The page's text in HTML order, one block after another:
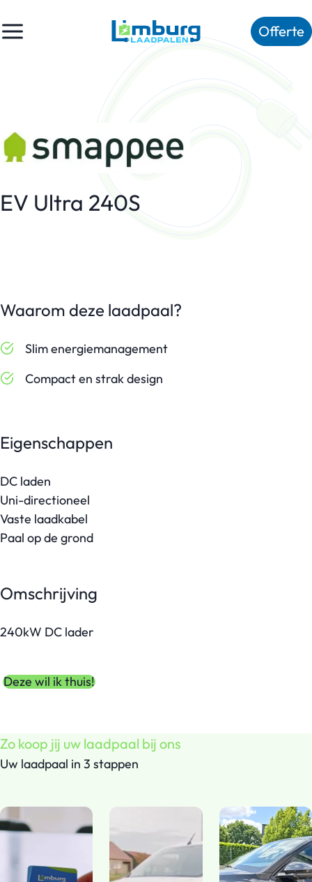
Offerte
EV Ultra 240S
Omschrijving
240kW DC lader
Deze wil ik thuis!
Waarom deze laadpaal?
Slim energiemanagement
Compact en strak design
Eigenschappen
DC laden
Uni-directioneel
Vaste laadkabel
Paal op de grond
Zo koop jij uw laadpaal bij ons
Uw laadpaal in 3 stappen